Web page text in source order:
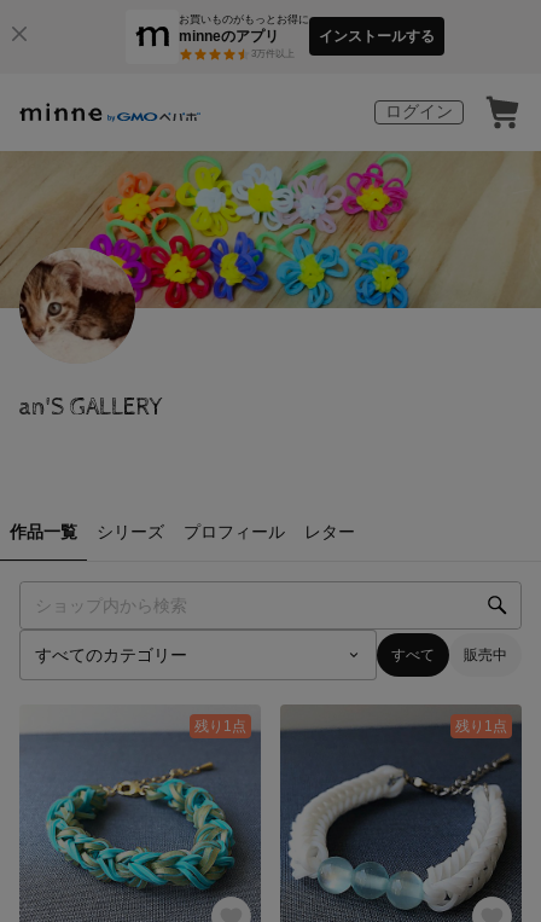
お買いものがもっとお得に
minneのアプリ
3万件以上
インストールする
ログイン
an'S GALLERY
作品一覧 シリーズ プロフィール レター
すべて 販売中
残り1点 残り1点